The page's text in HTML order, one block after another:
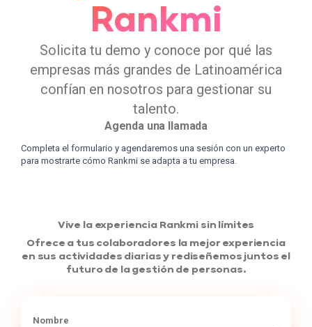
Rankmi
Solicita tu demo y conoce por qué las
empresas más grandes de Latinoamérica
confían en nosotros para gestionar su
talento.
Agenda una llamada
Completa el formulario y agendaremos una sesión con un experto
para mostrarte cómo Rankmi se adapta a tu empresa.
Vive la experiencia Rankmi sin límites
Ofrece a tus colaboradores la mejor experiencia
en sus actividades diarias y rediseñemos juntos el
futuro de la gestión de personas.
Nombre